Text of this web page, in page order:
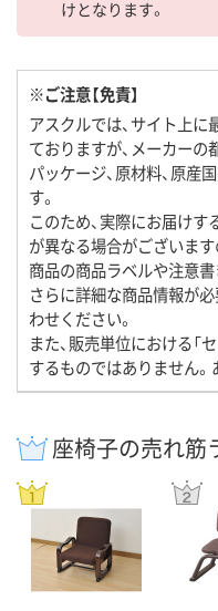
けとなります。
※ご注意【免責】
アスクルでは、サイト上
ておりますが、メーカーの
パッケージ、原材料、原産
す。
このため、実際にお届け
が異なる場合がございま
商品の商品ラベルや注意書
さらに詳細な商品情報が
わせください。
また、販売単位における「
するものではありません。
座椅子の売れ筋